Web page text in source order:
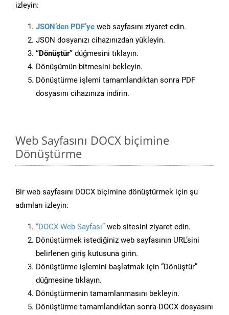
izleyin:
JSON’den PDF’ye web sayfasını ziyaret edin.
JSON dosyanızı cihazınızdan yükleyin.
“Dönüştür” düğmesini tıklayın.
Dönüşümün bitmesini bekleyin.
Dönüştürme işlemi tamamlandıktan sonra PDF
dosyasını cihazınıza indirin.
Web Sayfasını DOCX biçimine
Dönüştürme
Bir web sayfasını DOCX biçimine dönüştürmek için şu
adımları izleyin:
“DOCX Web Sayfası” web sitesini ziyaret edin.
Dönüştürmek istediğiniz web sayfasının URL’sini
belirlenen giriş kutusuna girin.
Dönüştürme işlemini başlatmak için “Dönüştür”
düğmesine tıklayın.
Dönüştürmenin tamamlanmasını bekleyin.
Dönüştürme tamamlandıktan sonra DOCX dosyasını